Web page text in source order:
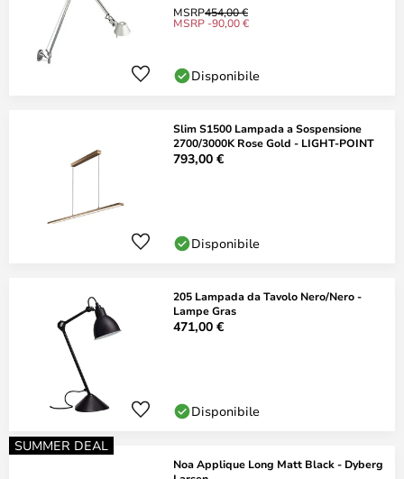
MSRP454,00 €
MSRP -90,00 €
Disponibile
Slim S1500 Lampada a Sospensione
2700/3000K Rose Gold - LIGHT-POINT
793,00 €
Disponibile
205 Lampada da Tavolo Nero/Nero -
Lampe Gras
471,00 €
Disponibile
SUMMER DEAL
Noa Applique Long Matt Black - Dyberg